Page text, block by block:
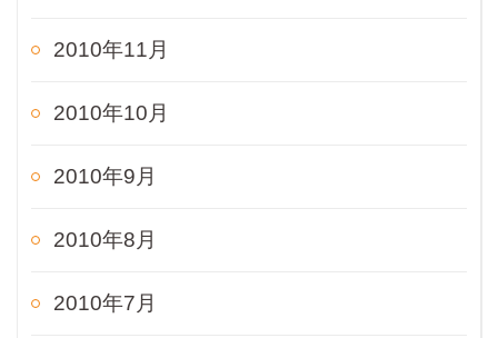
2010年11月
2010年10月
2010年9月
2010年8月
2010年7月